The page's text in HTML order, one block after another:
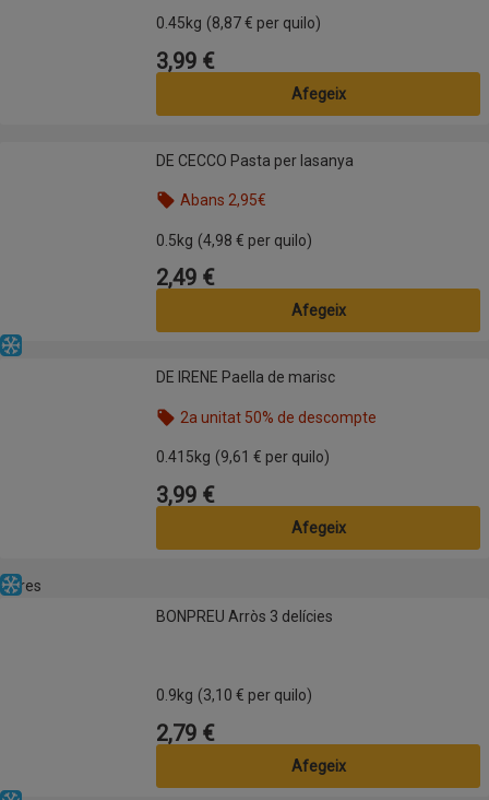
0.45kg (8,87 € per quilo)
Preu
3,99 €
Afegeix
DE CECCO Pasta per lasanyaDE CECCO Pasta per lasanya
Abans 2,95€
0.5kg (4,98 € per quilo)
Preu
2,49 €
Afegeix
DE IRENE Paella de marisc
Congelat
DE IRENE Paella de marisc
2a unitat 50% de descompte
0.415kg (9,61 € per quilo)
Preu
3,99 €
Afegeix
Altres
BONPREU Arròs 3 delícies
Congelat
BONPREU Arròs 3 delícies
0.9kg (3,10 € per quilo)
Preu
2,79 €
Afegeix